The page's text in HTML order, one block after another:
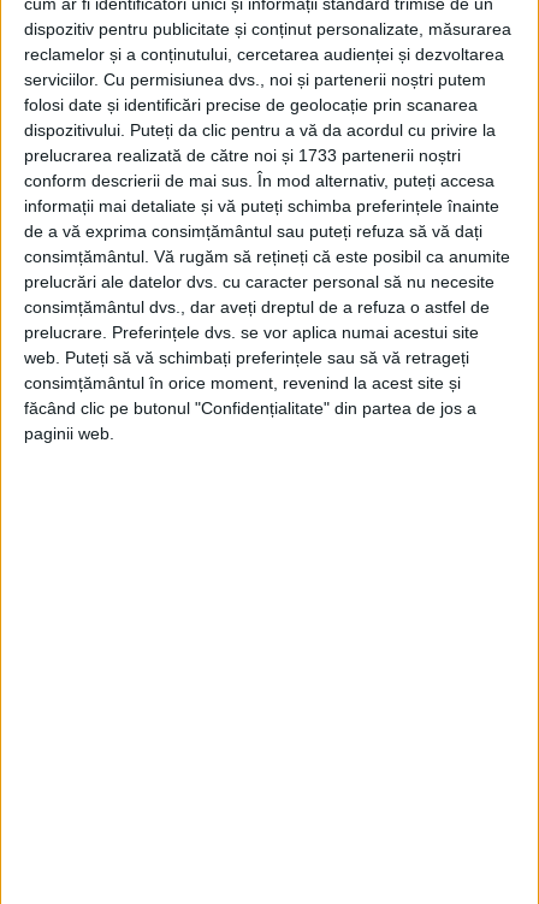
cum ar fi identificatori unici și informații standard trimise de un
dispozitiv pentru publicitate și conținut personalizate, măsurarea
reclamelor și a conținutului, cercetarea audienței și dezvoltarea
serviciilor. Cu permisiunea dvs., noi și partenerii noștri putem
folosi date și identificări precise de geolocație prin scanarea
dispozitivului. Puteți da clic pentru a vă da acordul cu privire la
prelucrarea realizată de către noi și 1733 partenerii noștri
conform descrierii de mai sus. În mod alternativ, puteți accesa
informații mai detaliate și vă puteți schimba preferințele înainte
de a vă exprima consimțământul sau puteți refuza să vă dați
consimțământul. Vă rugăm să rețineți că este posibil ca anumite
prelucrări ale datelor dvs. cu caracter personal să nu necesite
consimțământul dvs., dar aveți dreptul de a refuza o astfel de
prelucrare. Preferințele dvs. se vor aplica numai acestui site
web. Puteți să vă schimbați preferințele sau să vă retrageți
consimțământul în orice moment, revenind la acest site și
făcând clic pe butonul "Confidențialitate" din partea de jos a
paginii web.
ETICHETE: CATASTROFĂ NAVALĂ
PUBLICAT IN CATEGORIILE: NOIEMBRIE 2020
DISTRIBUIE ȘTIREA: FACEBOOK|TWITTER
DACĂ VA PLAC MATERIALELE PUBLICATE, VA INVITĂM SĂ NE URMĂRIȚI
ȘI PE PAGINA NOASTRĂ DE FACEBOOK
RECOMANDARI PENTRU TINE
Istoria sloturilor: de la primele aparate
la sloturile online
Istoria dezvoltării cazinourilor în
România: de la saloane sociale, la era